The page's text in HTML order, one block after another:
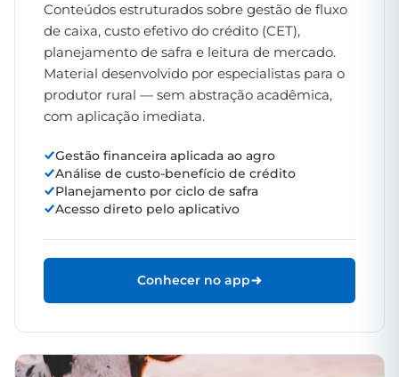
Conteúdos estruturados sobre gestão de fluxo
de caixa, custo efetivo do crédito (CET),
planejamento de safra e leitura de mercado.
Material desenvolvido por especialistas para o
produtor rural — sem abstração acadêmica,
com aplicação imediata.
Gestão financeira aplicada ao agro
Análise de custo-benefício de crédito
Planejamento por ciclo de safra
Acesso direto pelo aplicativo
Conhecer no app